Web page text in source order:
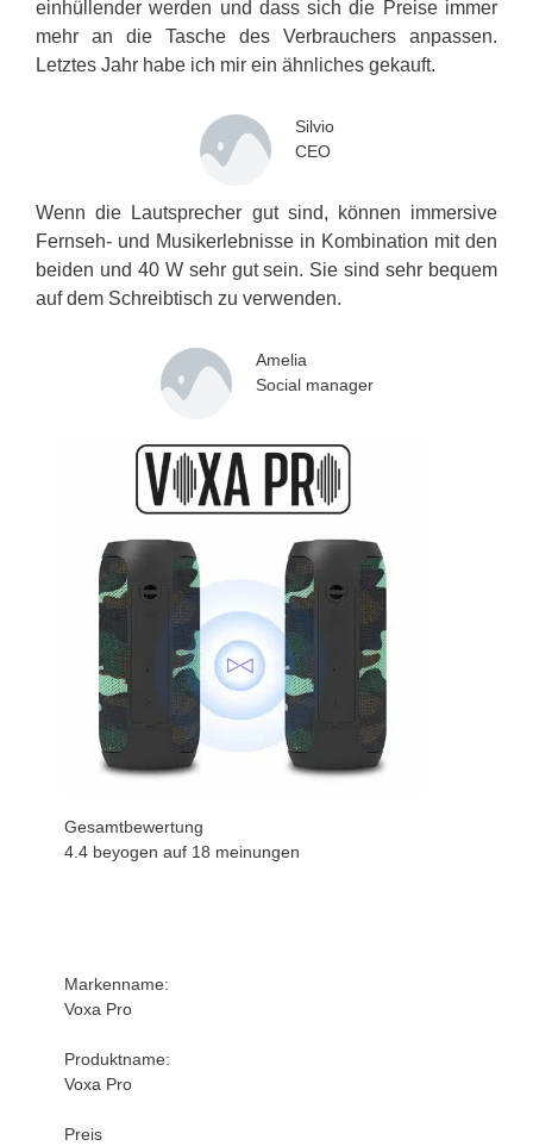
einhüllender werden und dass sich die Preise immer
mehr an die Tasche des Verbrauchers anpassen.
Letztes Jahr habe ich mir ein ähnliches gekauft.
Silvio
CEO
Wenn die Lautsprecher gut sind, können immersive
Fernseh- und Musikerlebnisse in Kombination mit den
beiden und 40 W sehr gut sein. Sie sind sehr bequem
auf dem Schreibtisch zu verwenden.
Amelia
Social manager
Gesamtbewertung
4.4 beyogen auf 18 meinungen
Markenname:
Voxa Pro
Produktname:
Voxa Pro
Preis